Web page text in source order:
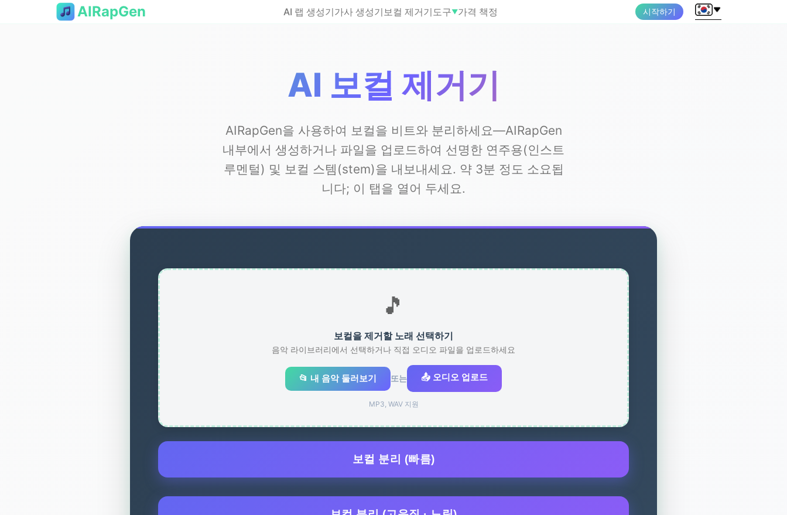
AIRapGen AI 랩 생성기가사 생성기 보컬 제거기 도구▼가격 책정 시작하기
AI 보컬 제거기
AIRapGen을 사용하여 보컬을 비트와 분리하세요—AIRapGen
내부에서 생성하거나 파일을 업로드하여 선명한 연주용(인스트
루멘털) 및 보컬 스템(stem)을 내보내세요. 약 3분 정도 소요됩
니다; 이 탭을 열어 두세요.
🎵
보컬을 제거할 노래 선택하기
음악 라이브러리에서 선택하거나 직접 오디오 파일을 업로드하세요
📂 내 음악 둘러보기 또는 📤 오디오 업로드
MP3, WAV 지원
보컬 분리 (빠름)